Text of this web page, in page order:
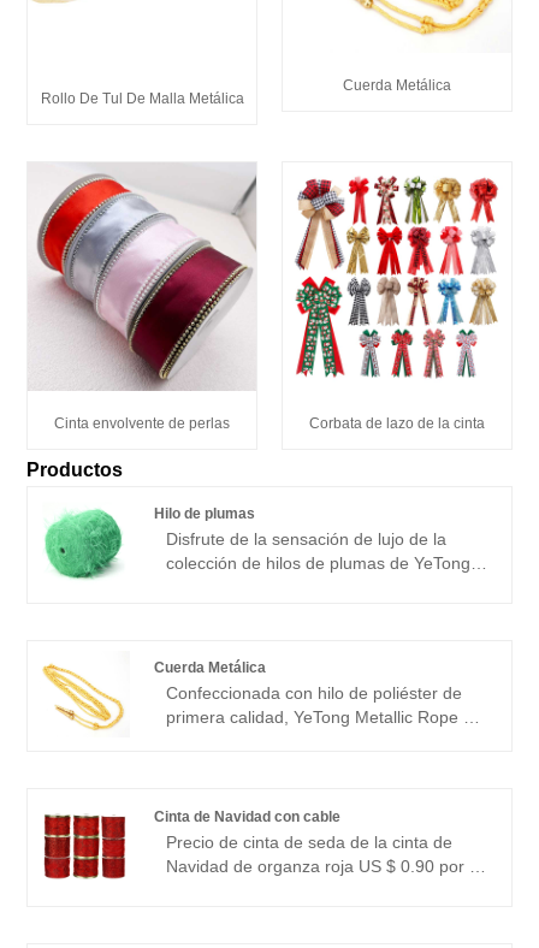
Rollo De Tul De Malla Metálica
Cuerda Metálica
Cinta envolvente de perlas Corbata de lazo de la cinta
Productos
Hilo de plumas
Disfrute de la sensación de lujo de la
colección de hilos de plumas de YeTong.
bufandas, gorros y guantes. Con una
amplia gama de colores para elegir y una
calidad inmejorable, el hilo de plumas
YeTong es tu opción ideal para proyectos
Cuerda Metálica
Confeccionada con hilo de poliéster de
primera calidad, YeTong Metallic Rope es
metálico, plata metálico y una variedad de
colores metálicos, nuestras cuerdas son
versátiles y elegantes, lo que las hace
Cinta de Navidad con cable
Precio de cinta de seda de la cinta de
Navidad de organza roja US $ 0.90 por rol